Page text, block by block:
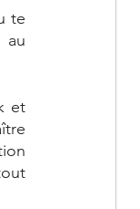
te
au
et